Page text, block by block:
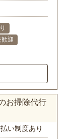
歓迎
お掃除代行
い制度あり